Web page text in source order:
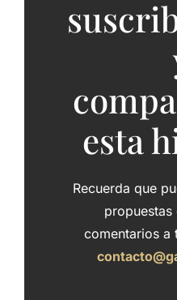
esta
Recuerda que
comentarios a